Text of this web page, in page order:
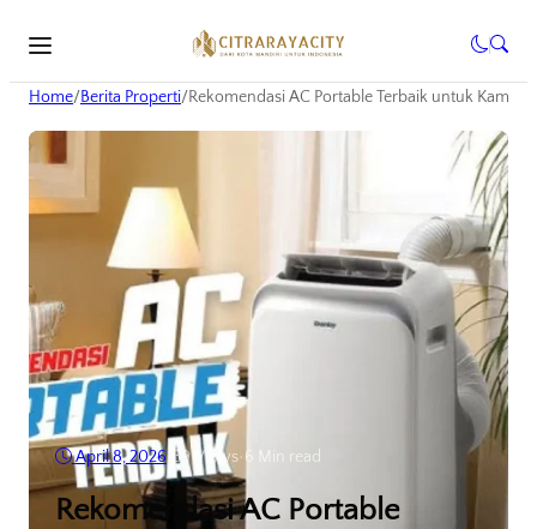
Home/Berita Properti/Rekomendasi AC Portable Terbaik untuk Kamar
April 8, 2026• 39Views•6 Min read
Rekomendasi AC Portable